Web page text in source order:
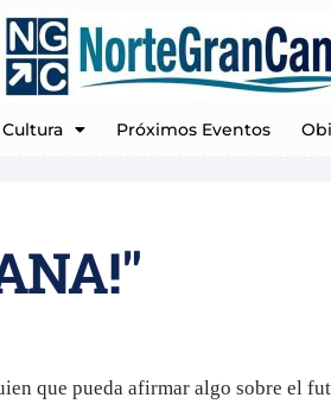
Cultura Próximos Eventos
que pueda afirmar algo sobre el